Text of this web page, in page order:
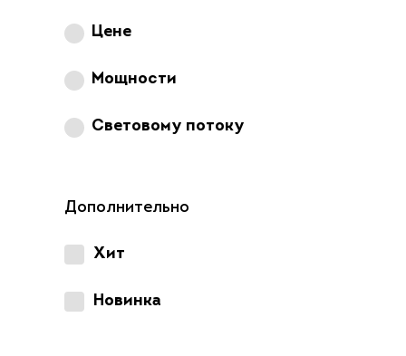
Цене
Мощности
Световому потоку
Дополнительно
Хит
Новинка